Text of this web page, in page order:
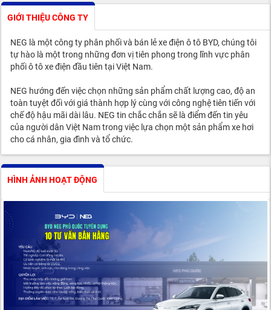
GIỚI THIỆU CÔNG TY
NEG là một công ty phân phối và bán lẻ xe điện ô tô BYD, chúng tôi
tự hào là một trong những đơn vị tiên phong trong lĩnh vực phân
phối ô tô xe điện đầu tiên tại Việt Nam.
NEG hướng đến việc chọn những sản phẩm chất lượng cao, độ an
toàn tuyệt đối với giá thành hợp lý cùng với công nghệ tiên tiến với
chế độ hậu mãi dài lâu. NEG tin chắc chắn sẽ là điểm đến tin yêu
của người dân Việt Nam trong việc lựa chọn một sản phẩm xe hơi
cho cá nhân, gia đình và tổ chức.
HÌNH ẢNH HOẠT ĐỘNG